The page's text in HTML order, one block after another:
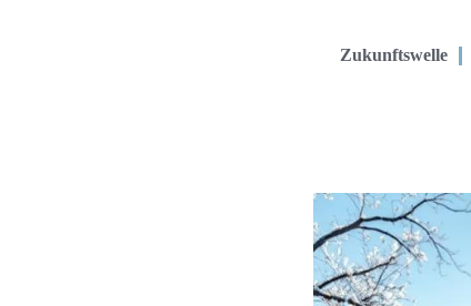
Zukunftswelle